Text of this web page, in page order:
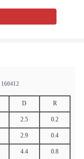
D R
2.5 0.2
2.9 0.4
4.4 0.8